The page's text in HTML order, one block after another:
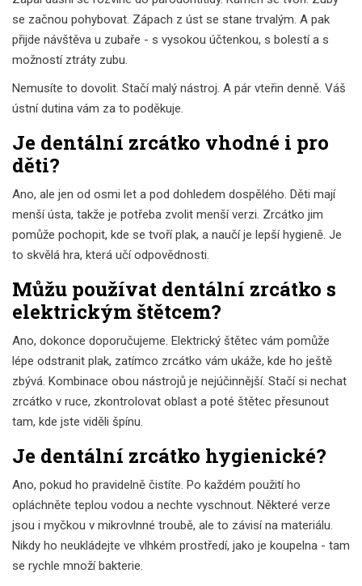
se začnou pohybovat. Zápach z úst se stane trvalým. A pak
přijde návštěva u zubaře - s vysokou účtenkou, s bolestí a s
možností ztráty zubu.
Nemusíte to dovolit. Stačí malý nástroj. A pár vteřin denně. Váš
ústní dutina vám za to poděkuje.
Je dentální zrcátko vhodné i pro
děti?
Ano, ale jen od osmi let a pod dohledem dospělého. Děti mají
menší ústa, takže je potřeba zvolit menší verzi. Zrcátko jim
pomůže pochopit, kde se tvoří plak, a naučí je lepší hygieně. Je
to skvělá hra, která učí odpovědnosti.
Můžu používat dentální zrcátko s
elektrickým štětcem?
Ano, dokonce doporučujeme. Elektrický štětec vám pomůže
lépe odstranit plak, zatímco zrcátko vám ukáže, kde ho ještě
zbývá. Kombinace obou nástrojů je nejúčinnější. Stačí si nechat
zrcátko v ruce, zkontrolovat oblast a poté štětec přesunout
tam, kde jste viděli špínu.
Je dentální zrcátko hygienické?
Ano, pokud ho pravidelně čistíte. Po každém použití ho
opláchněte teplou vodou a nechte vyschnout. Některé verze
jsou i myčkou v mikrovlnné troubě, ale to závisí na materiálu.
Nikdy ho neukládejte ve vlhkém prostředí, jako je koupelna - tam
se rychle množí bakterie.